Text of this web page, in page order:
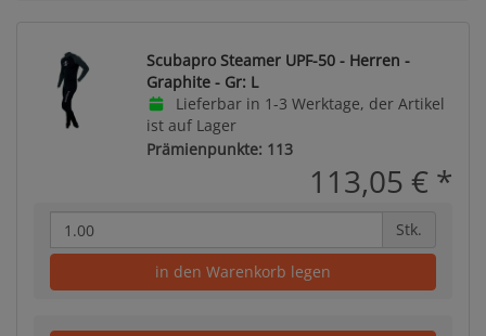
Scubapro Steamer UPF-50 - Herren -
Graphite - Gr: L
Lieferbar in 1-3 Werktage, der Artikel
ist auf Lager
Prämienpunkte: 113
113,05 € *
Stk.
in den Warenkorb legen